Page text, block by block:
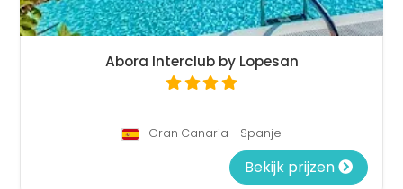
Abora Interclub by Lopesan
Gran Canaria - Spanje
Bekijk prijzen